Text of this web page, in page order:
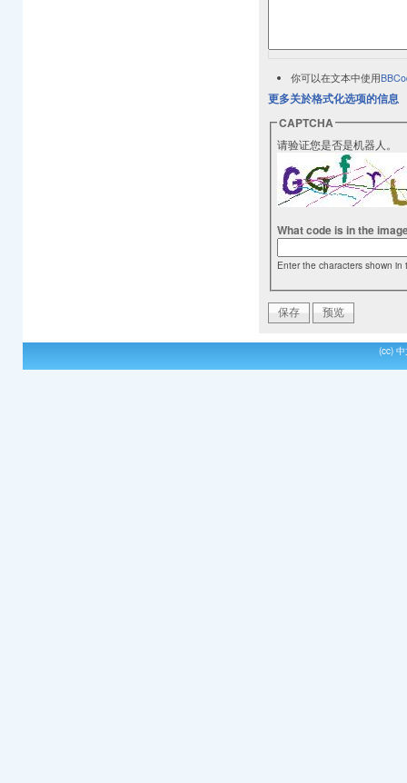
你可以在文本中使用
更多关於格式化选项的信息
CAPTCHA
请验证您是否是机器人。
What code is in the
Enter the characters shown in
(cc)中